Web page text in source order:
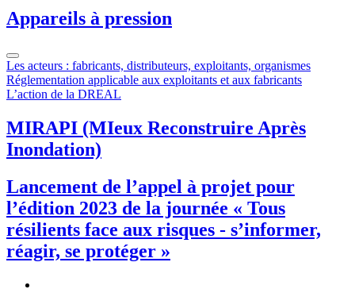
Appareils à pression
Les acteurs : fabricants, distributeurs, exploitants, organismes
Réglementation applicable aux exploitants et aux fabricants
L’action de la DREAL
MIRAPI (MIeux Reconstruire Après
Inondation)
Lancement de l’appel à projet pour
l’édition 2023 de la journée « Tous
résilients face aux risques - s’informer,
réagir, se protéger »